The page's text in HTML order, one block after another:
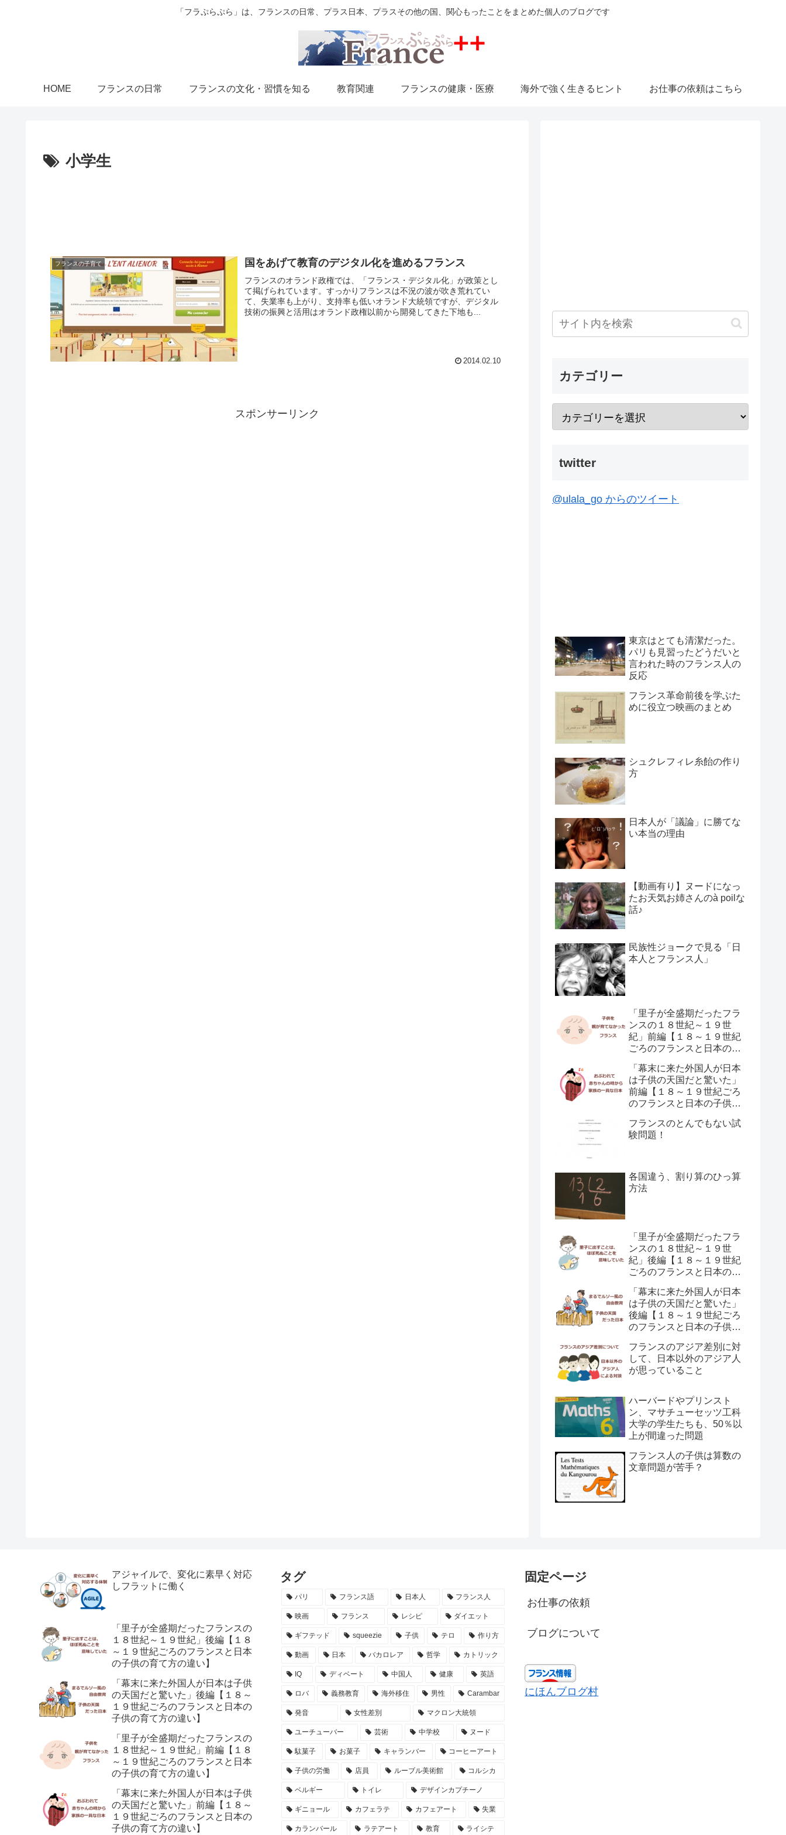
「フラぷらぷら」は、フランスの日常、プラス日本、プラスその他の国、関心もったことをまとめた個人のブログです
HOME フランスの日常 フランスの文化・習慣を知る 教育関連 フランスの健康・医療 海外で強く生きるヒント お仕事の依頼はこちら
小学生
フランスの子育て 国をあげて教育のデジタル化を進めるフランス
フランスのオランド政権では、「フランス・デジタル化」が政策とし
て掲げられています。すっかりフランスは不況の波が吹き荒れてい
て、失業率も上がり、支持率も低いオランド大統領ですが、デジタル
技術の振興と活用はオランド政権以前から開発してきた下地も...
2014.02.10
スポンサーリンク
カテゴリー
twitter
@ulala_go からのツイート
東京はとても清潔だった。
パリも見習ったどうだいと
言われた時のフランス人の
反応
フランス革命前後を学ぶた
めに役立つ映画のまとめ
シュクレフィレ糸飴の作り
方
日本人が「議論」に勝てな
い本当の理由
【動画有り】ヌードになっ
たお天気お姉さんのà poilな
話♪
民族性ジョークで見る「日
本人とフランス人」
「里子が全盛期だったフラ
ンスの１８世紀～１９世
紀」前編【１８～１９世紀
ごろのフランスと日本の子
「幕末に来た外国人が日本
は子供の天国だと驚いた」
前編【１８～１９世紀ごろ
のフランスと日本の子供の
フランスのとんでもない試
験問題！
各国違う、割り算のひっ算
方法
「里子が全盛期だったフラ
ンスの１８世紀～１９世
紀」後編【１８～１９世紀
ごろのフランスと日本の子
「幕末に来た外国人が日本
は子供の天国だと驚いた」
後編【１８～１９世紀ごろ
のフランスと日本の子供の
フランスのアジア差別に対
して、日本以外のアジア人
が思っていること
ハーバードやプリンスト
ン、マサチューセッツ工科
大学の学生たちも、50％以
上が間違った問題
フランス人の子供は算数の
文章問題が苦手？
アジャイルで、変化に素早く対応
しフラットに働く
「里子が全盛期だったフランスの
１８世紀～１９世紀」後編【１８
～１９世紀ごろのフランスと日本
の子供の育て方の違い】
「幕末に来た外国人が日本は子供
の天国だと驚いた」後編【１８～
１９世紀ごろのフランスと日本の
子供の育て方の違い】
「里子が全盛期だったフランスの
１８世紀～１９世紀」前編【１８
～１９世紀ごろのフランスと日本
の子供の育て方の違い】
「幕末に来た外国人が日本は子供
の天国だと驚いた」前編【１８～
１９世紀ごろのフランスと日本の
子供の育て方の違い】
タグ
パリ フランス語 日本人 フランス人
映画 フランス レシピ ダイエット
ギフテッド squeezie 子供 テロ 作り方
動画 日本 バカロレア 哲学 カトリック
IQ ディベート 中国人 健康 英語
ロバ 義務教育 海外移住 男性 Carambar
発音 女性差別 マクロン大統領
ユーチューバー 芸術 中学校 ヌード
駄菓子 お菓子 キャランバー コーヒーアート
子供の労働 店員 ルーブル美術館 コルシカ
ベルギー トイレ デザインカプチーノ
ギニョール カフェラテ カフェアート 失業
カランバール ラテアート 教育 ライシテ
固定ページ
お仕事の依頼
ブログについて
にほんブログ村